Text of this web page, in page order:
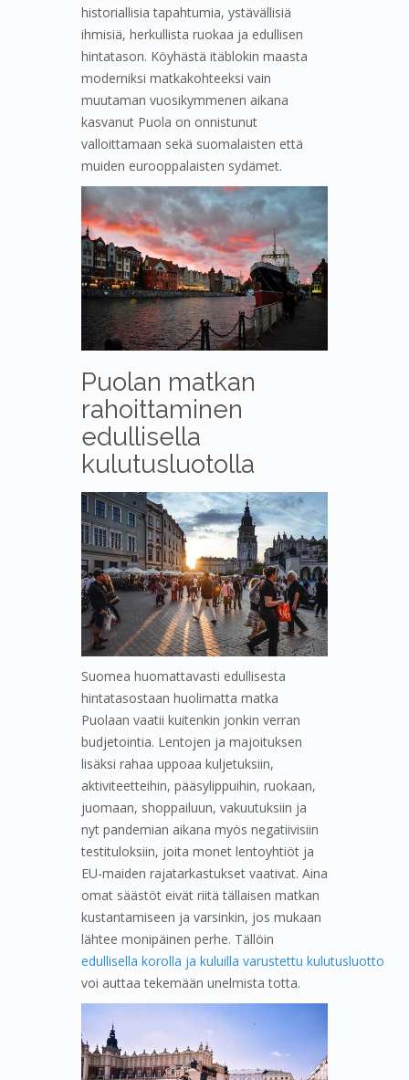
historiallisia tapahtumia, ystävällisiä
ihmisiä, herkullista ruokaa ja edullisen
hintatason. Köyhästä itäblokin maasta
moderniksi matkakohteeksi vain
muutaman vuosikymmenen aikana
kasvanut Puola on onnistunut
valloittamaan sekä suomalaisten että
muiden eurooppalaisten sydämet.
Puolan matkan
rahoittaminen
edullisella
kulutusluotolla
Suomea huomattavasti edullisesta
hintatasostaan huolimatta matka
Puolaan vaatii kuitenkin jonkin verran
budjetointia. Lentojen ja majoituksen
lisäksi rahaa uppoaa kuljetuksiin,
aktiviteetteihin, pääsylippuihin, ruokaan,
juomaan, shoppailuun, vakuutuksiin ja
nyt pandemian aikana myös negatiivisiin
testituloksiin, joita monet lentoyhtiöt ja
EU-maiden rajatarkastukset vaativat. Aina
omat säästöt eivät riitä tällaisen matkan
kustantamiseen ja varsinkin, jos mukaan
lähtee monipäinen perhe. Tällöin
edullisella korolla ja kuluilla varustettu kulutusluotto
voi auttaa tekemään unelmista totta.